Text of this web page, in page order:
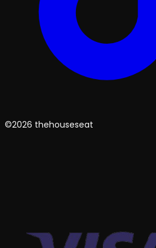
©2026 thehouseseat